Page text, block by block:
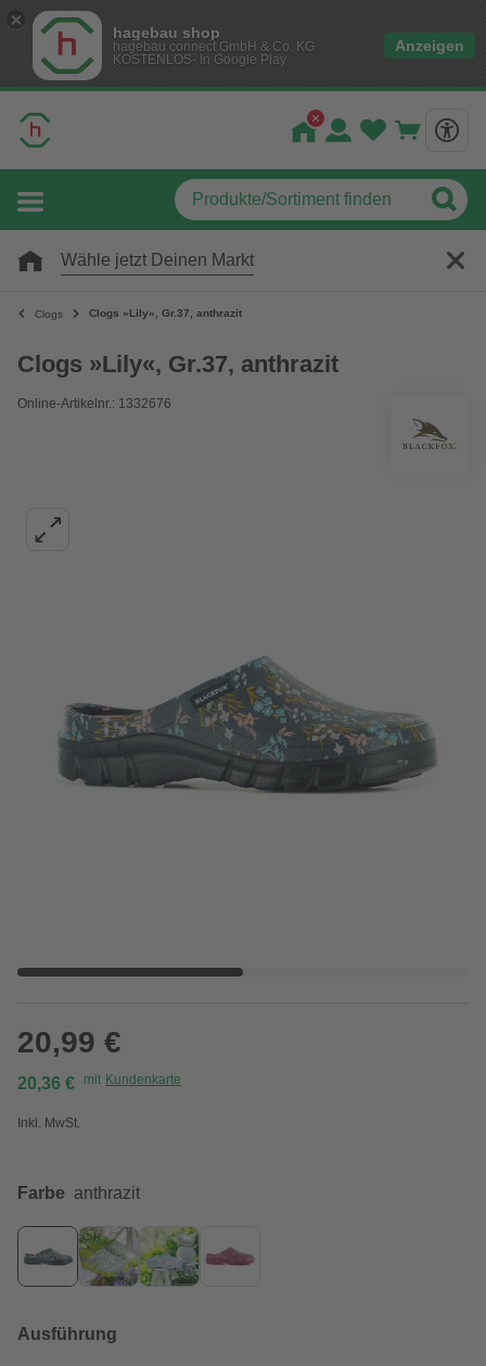
hagebau shop
hagebau connect GmbH & Co. KG
KOSTENLOS- In Google Play
Anzeigen
Wähle jetzt Deinen Markt
Clogs Clogs »Lily«, Gr.37, anthrazit
Clogs »Lily«, Gr.37, anthrazit
Online-Artikelnr.: 1332676
20,99 €
20,36 € mit Kundenkarte
Inkl. MwSt.
Farbe anthrazit
Ausführung